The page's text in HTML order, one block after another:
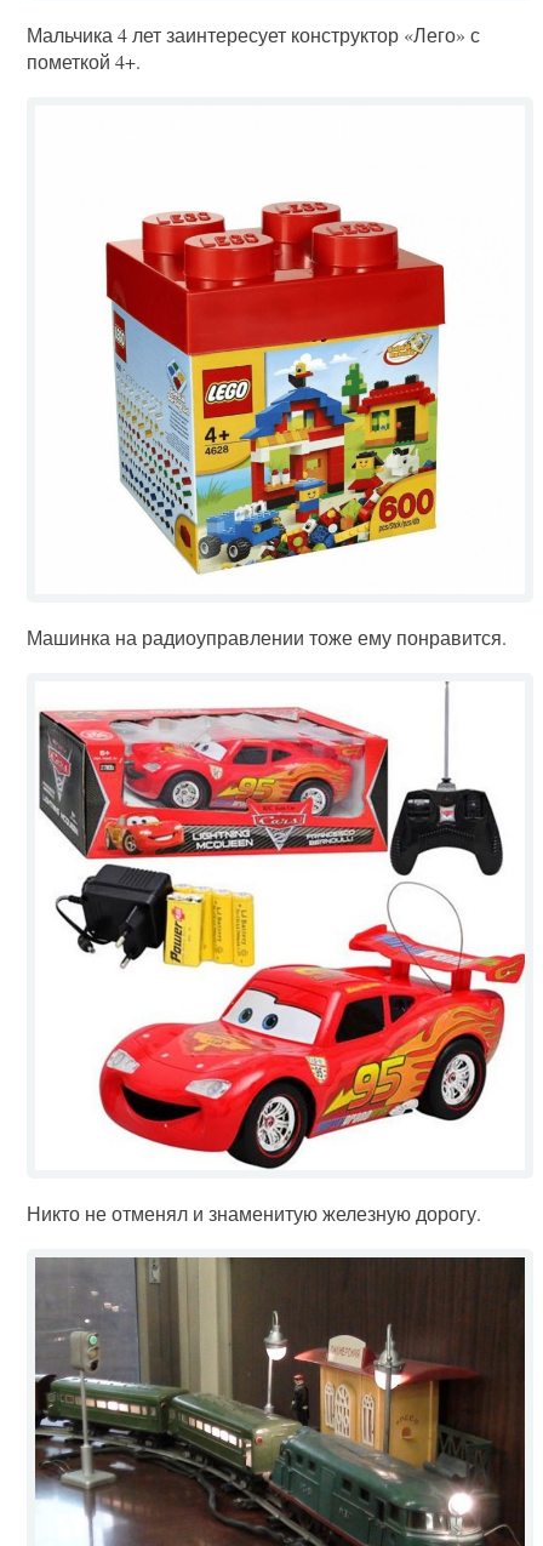
Мальчика 4 лет заинтересует конструктор «Лего» с
пометкой 4+.
Машинка на радиоуправлении тоже ему понравится.
Никто не отменял и знаменитую железную дорогу.